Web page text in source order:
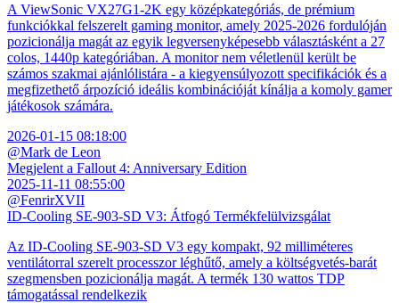
A ViewSonic VX27G1-2K egy középkategóriás, de prémium
funkciókkal felszerelt gaming monitor, amely 2025-2026 fordulóján
pozicionálja magát az egyik legversenyképesebb választásként a 27
colos, 1440p kategóriában. A monitor nem véletlenül került be
számos szakmai ajánlólistára - a kiegyensúlyozott specifikációk és a
megfizethető árpozíció ideális kombinációját kínálja a komoly gamer
játékosok számára.
2026-01-15 08:18:00
@Mark de Leon
Megjelent a Fallout 4: Anniversary Edition
2025-11-11 08:55:00
@FenrirXVII
ID-Cooling SE-903-SD V3: Átfogó Termékfelülvizsgálat
Az ID-Cooling SE-903-SD V3 egy kompakt, 92 milliméteres
ventilátorral szerelt processzor léghűtő, amely a költségvetés-barát
szegmensben pozicionálja magát. A termék 130 wattos TDP
támogatással rendelkezik